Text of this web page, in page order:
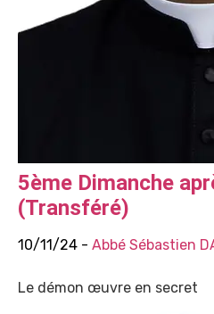
5ème Dimanche
(Transféré)
10/11/24 - Abbé Sébastien
Le démon œuvre en secret